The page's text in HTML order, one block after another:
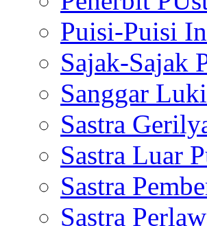
Puisi-Puisi
Sajak-Sajak
Sanggar
Sastra
Sastra Luar
Sastra
Sastra